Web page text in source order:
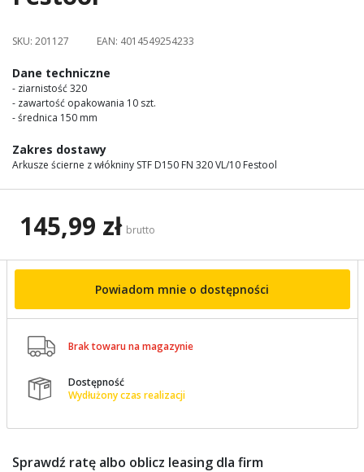
images
SKU: 201127 EAN: 4014549254233
Dane techniczne
- ziarnistość 320
- zawartość opakowania 10 szt.
- średnica 150 mm
Zakres dostawy
Arkusze ścierne z włókniny STF D150 FN 320 VL/10 Festool
145,99 zł brutto
Powiadom mnie o dostępności
 Brak towaru na magazynie

Dostępność
Wydłużony czas realizacji
Sprawdź ratę albo oblicz leasing dla firm